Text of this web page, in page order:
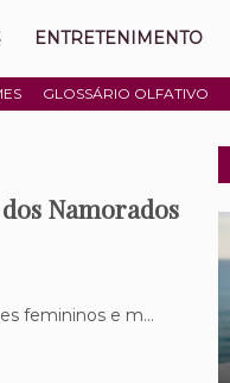
ENTRETENIMENTO
GLOSSÁRIO OLFATIVO
Namorados
femininos e m…